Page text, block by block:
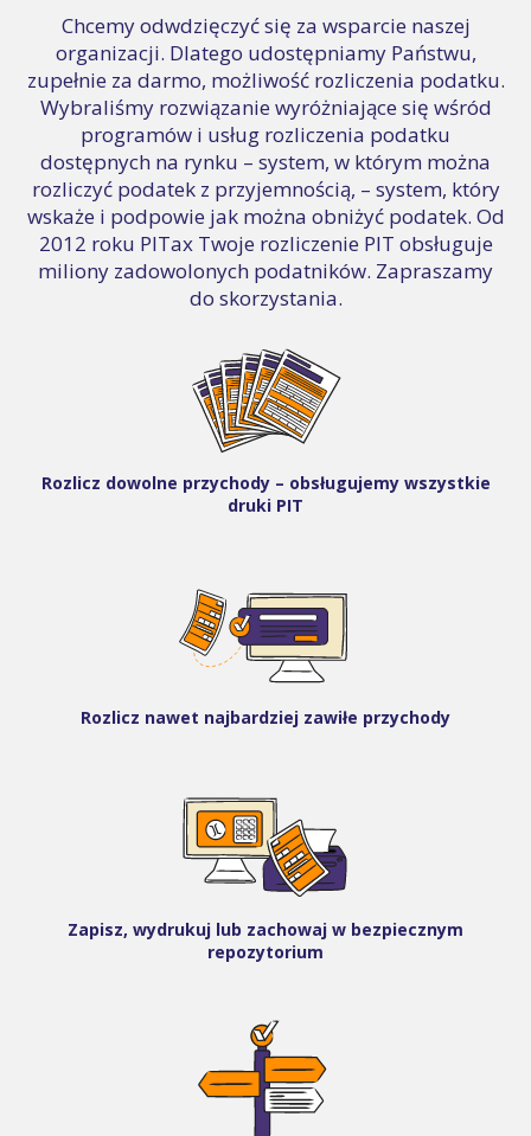
Chcemy odwdzięczyć się za wsparcie naszej
organizacji. Dlatego udostępniamy Państwu,
zupełnie za darmo, możliwość rozliczenia podatku.
Wybraliśmy rozwiązanie wyróżniające się wśród
programów i usług rozliczenia podatku
dostępnych na rynku – system, w którym można
rozliczyć podatek z przyjemnością, – system, który
wskaże i podpowie jak można obniżyć podatek. Od
2012 roku PITax Twoje rozliczenie PIT obsługuje
miliony zadowolonych podatników. Zapraszamy
do skorzystania.
Rozlicz dowolne przychody – obsługujemy wszystkie
druki PIT
Rozlicz nawet najbardziej zawiłe przychody
Zapisz, wydrukuj lub zachowaj w bezpiecznym
repozytorium